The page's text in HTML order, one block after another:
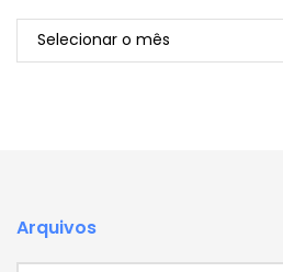
Arquivos
Arquivos